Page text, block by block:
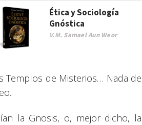
Ética y Sociología
Gnóstica
V.M. Samael Aun Weor
Templos de Misterios… Nada de
la Gnosis, o, mejor dicho, la